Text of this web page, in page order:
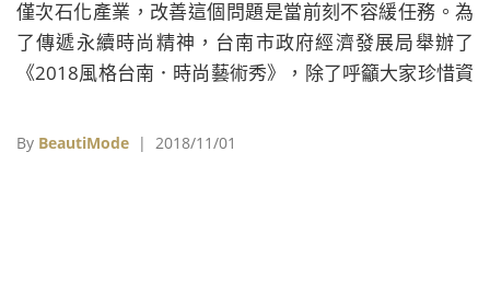
僅次石化產業，改善這個問題是當前刻不容緩任務。為
了傳遞永續時尚精神，台南市政府經濟發展局舉辦了
《2018風格台南．時尚藝術秀》，除了呼籲大家珍惜資
被世界看見。
By BeautiMode | 2018/11/01